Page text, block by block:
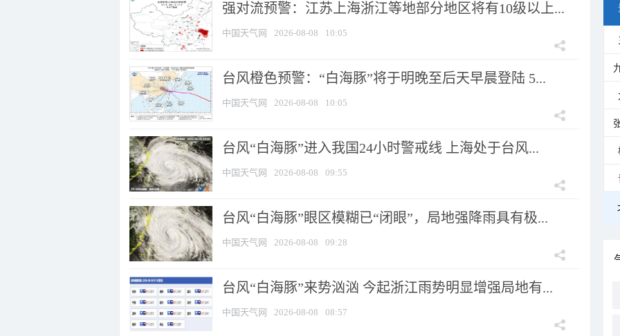
强对流预警：江苏上海浙江等地部分地区将有10级以上...
中国天气网 2026-08-08 10:05
台风橙色预警：“白海豚”将于明晚至后天早晨登陆 5...
中国天气网 2026-08-08 10:05
台风“白海豚”进入我国24小时警戒线 上海处于台风...
中国天气网 2026-08-08 09:55
台风“白海豚”眼区模糊已“闭眼”，局地强降雨具有极...
中国天气网 2026-08-08 09:28
台风“白海豚”来势汹汹 今起浙江雨势明显增强局地有...
中国天气网 2026-08-08 08:57